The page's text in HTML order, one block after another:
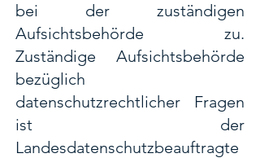
bei der zuständigen
Aufsichtsbehörde zu.
Zuständige Aufsichtsbehörde
bezüglich
datenschutzrechtlicher Fragen
ist der
Landesdatenschutzbeauftragte